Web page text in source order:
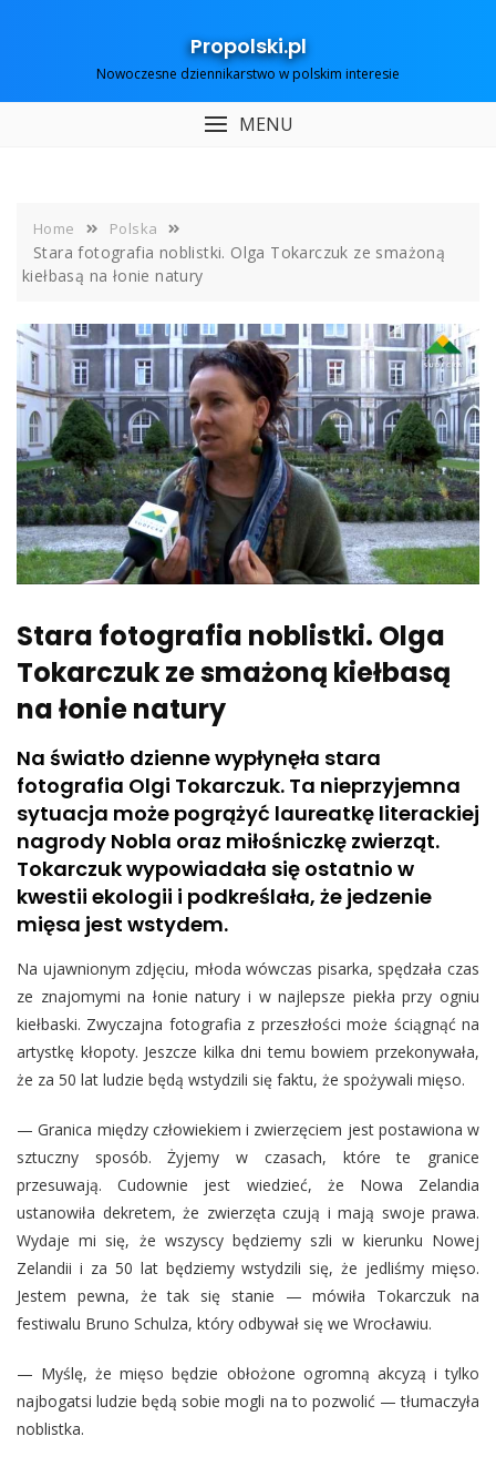
Propolski.pl
Nowoczesne dziennikarstwo w polskim interesie
MENU
Home Polska
Stara fotografia noblistki. Olga Tokarczuk ze smażoną
kiełbasą na łonie natury
Stara fotografia noblistki. Olga
Tokarczuk ze smażoną kiełbasą
na łonie natury
Na światło dzienne wypłynęła stara
fotografia Olgi Tokarczuk. Ta nieprzyjemna
sytuacja może pogrążyć laureatkę literackiej
nagrody Nobla oraz miłośniczkę zwierząt.
Tokarczuk wypowiadała się ostatnio w
kwestii ekologii i podkreślała, że jedzenie
mięsa jest wstydem.
Na ujawnionym zdjęciu, młoda wówczas pisarka, spędzała czas
ze znajomymi na łonie natury i w najlepsze piekła przy ogniu
kiełbaski. Zwyczajna fotografia z przeszłości może ściągnąć na
artystkę kłopoty. Jeszcze kilka dni temu bowiem przekonywała,
że za 50 lat ludzie będą wstydzili się faktu, że spożywali mięso.
— Granica między człowiekiem i zwierzęciem jest postawiona w
sztuczny sposób. Żyjemy w czasach, które te granice
przesuwają. Cudownie jest wiedzieć, że Nowa Zelandia
ustanowiła dekretem, że zwierzęta czują i mają swoje prawa.
Wydaje mi się, że wszyscy będziemy szli w kierunku Nowej
Zelandii i za 50 lat będziemy wstydzili się, że jedliśmy mięso.
Jestem pewna, że tak się stanie — mówiła Tokarczuk na
festiwalu Bruno Schulza, który odbywał się we Wrocławiu.
— Myślę, że mięso będzie obłożone ogromną akcyzą i tylko
najbogatsi ludzie będą sobie mogli na to pozwolić — tłumaczyła
noblistka.